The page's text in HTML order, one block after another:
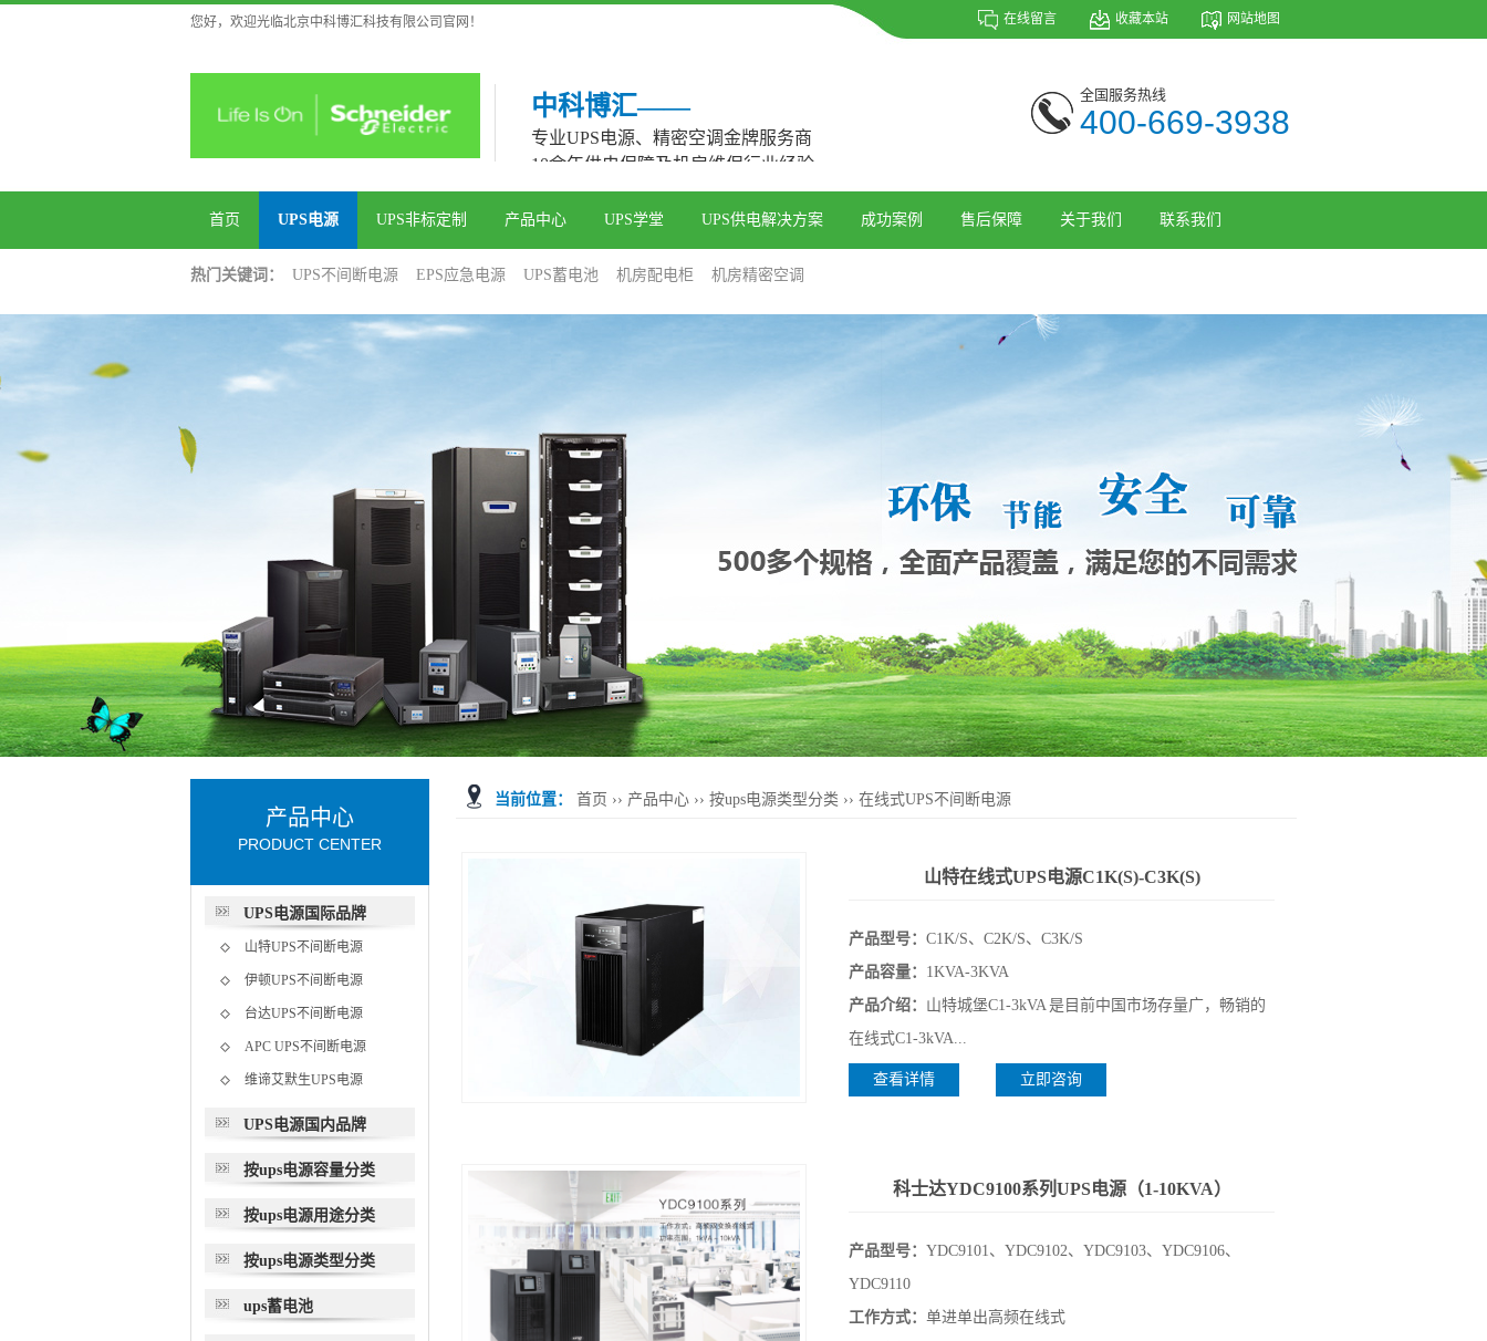
在线留言 收藏本站 网站地图
您好，欢迎光临北京中科博汇科技有限公司官网！
中科博汇——
专业UPS电源、精密空调金牌服务商
10余年供电保障及机房维保行业经验
全国服务热线
400-669-3938
首页 UPS电源 UPS非标定制 产品中心 UPS学堂 UPS供电解决方案 成功案例 售后保障 关于我们 联系我们
热门关键词： UPS不间断电源 EPS应急电源 UPS蓄电池 机房配电柜 机房精密空调
当前位置： 首页 ›› 产品中心 ›› 按ups电源类型分类 ›› 在线式UPS不间断电源
山特在线式UPS电源C1K(S)-C3K(S)
产品型号： C1K/S、C2K/S、C3K/S
产品容量： 1KVA-3KVA
产品介绍： 山特城堡C1-3kVA 是目前中国市场存量广，畅销的
在线式C1-3kVA...
查看详情 立即咨询
科士达YDC9100系列UPS电源（1-10KVA）
产品型号： YDC9101、YDC9102、YDC9103、YDC9106、
YDC9110
工作方式： 单进单出高频在线式
产品中心
PRODUCT CENTER
UPS电源国际品牌
山特UPS不间断电源
伊顿UPS不间断电源
台达UPS不间断电源
APC UPS不间断电源
维谛艾默生UPS电源
UPS电源国内品牌
按ups电源容量分类
按ups电源用途分类
按ups电源类型分类
ups蓄电池